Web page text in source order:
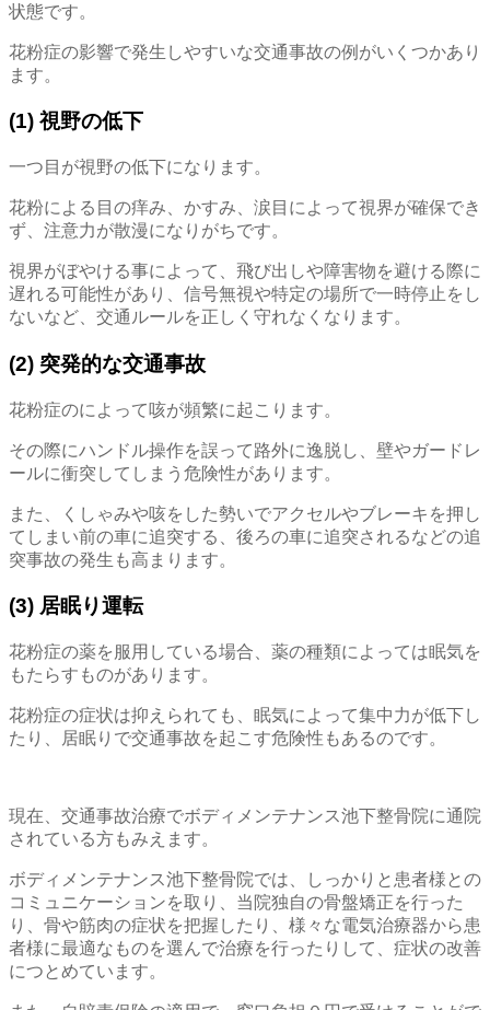
状態です。
花粉症の影響で発生しやすいな交通事故の例がいくつかあり
ます。
(1) 視野の低下
一つ目が視野の低下になります。
花粉による目の痒み、かすみ、涙目によって視界が確保でき
ず、注意力が散漫になりがちです。
視界がぼやける事によって、飛び出しや障害物を避ける際に
遅れる可能性があり、信号無視や特定の場所で一時停止をし
ないなど、交通ルールを正しく守れなくなります。
(2) 突発的な交通事故
花粉症のによって咳が頻繁に起こります。
その際にハンドル操作を誤って路外に逸脱し、壁やガードレ
ールに衝突してしまう危険性があります。
また、くしゃみや咳をした勢いでアクセルやブレーキを押し
てしまい前の車に追突する、後ろの車に追突されるなどの追
突事故の発生も高まります。
(3) 居眠り運転
花粉症の薬を服用している場合、薬の種類によっては眠気を
もたらすものがあります。
花粉症の症状は抑えられても、眠気によって集中力が低下し
たり、居眠りで交通事故を起こす危険性もあるのです。
現在、交通事故治療でボディメンテナンス池下整骨院に通院
されている方もみえます。
ボディメンテナンス池下整骨院では、しっかりと患者様との
コミュニケーションを取り、当院独自の骨盤矯正を行った
り、骨や筋肉の症状を把握したり、様々な電気治療器から患
者様に最適なものを選んで治療を行ったりして、症状の改善
につとめています。